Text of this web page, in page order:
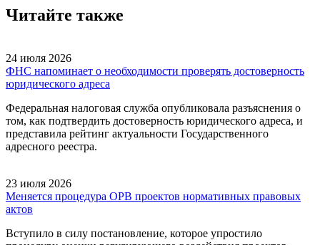
Читайте также
24 июля 2026
ФНС напоминает о необходимости проверять достоверность
юридического адреса
Федеральная налоговая служба опубликовала разъяснения о
том, как подтвердить достоверность юридического адреса, и
представила рейтинг актуальности Государственного
адресного реестра.
23 июля 2026
Меняется процедура ОРВ проектов нормативных правовых
актов
Вступило в силу постановление, которое упростило